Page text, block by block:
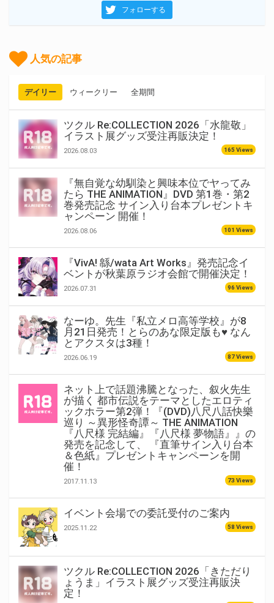
フォローする
人気の記事
デイリー ウィークリー 全期間
ツクル Re:COLLECTION 2026「水龍敬」
イラスト展グッズ受注再販決定！
2026.08.03 165 Views
『無自覚な幼馴染と興味本位でヤってみ
たら THE ANIMATION』DVD 第1巻・第2
巻発売記念 サイン入り台本プレゼントキ
ャンペーン 開催！
2026.08.06 101 Views
『VivA! 緜/wata Art Works』発売記念イ
ベントが秋葉原ラジオ会館で開催決定！
2026.07.31 96 Views
なーゆ。先生『私立メロ高等学校』が8
月21日発売！とらのあな限定版も♥ なん
とアクスタは3種！
2026.06.19 87 Views
ネット上で話題沸騰となった、叙火先生
が描く 都市伝説をテーマとしたエロティ
ックホラー第2弾！『(DVD)八尺八話快樂
巡り ～異形怪奇譚～ THE ANIMATION
『八尺様 完結編』『八尺様 夢物語』』の
発売を記念して、 『直筆サイン入り台本
＆色紙』プレゼントキャンペーンを開
催！
2017.11.13 73 Views
イベント会場での委託受付のご案内
2025.11.22 58 Views
ツクル Re:COLLECTION 2026「きただり
ょうま」イラスト展グッズ受注再販決
定！